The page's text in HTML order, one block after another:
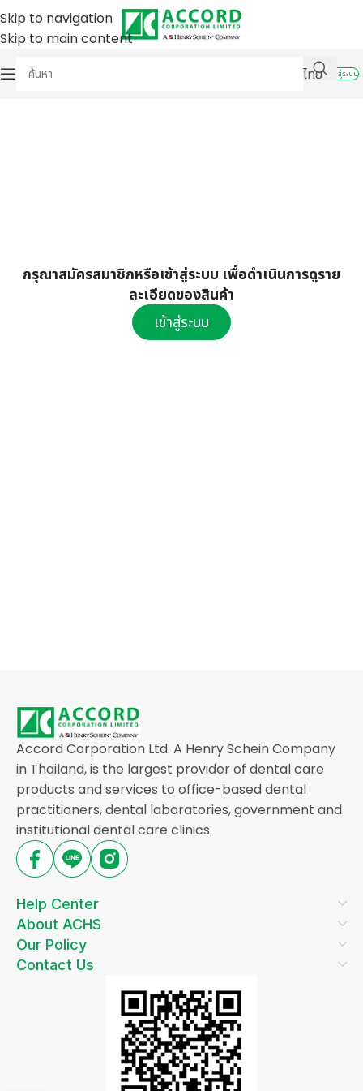
Skip to navigation
Skip to main content
ไทย
เข้าสู่ระบบ
กรุณาสมัครสมาชิกหรือเข้าสู่ระบบ เพื่อดำเนินการดูราย
ละเอียดของสินค้า
เข้าสู่ระบบ
Accord Corporation Ltd. A Henry Schein Company
in Thailand, is the largest provider of dental care
products and services to office-based dental
practitioners, dental laboratories, government and
institutional dental care clinics.
Help Center
About ACHS
Our Policy
Contact Us